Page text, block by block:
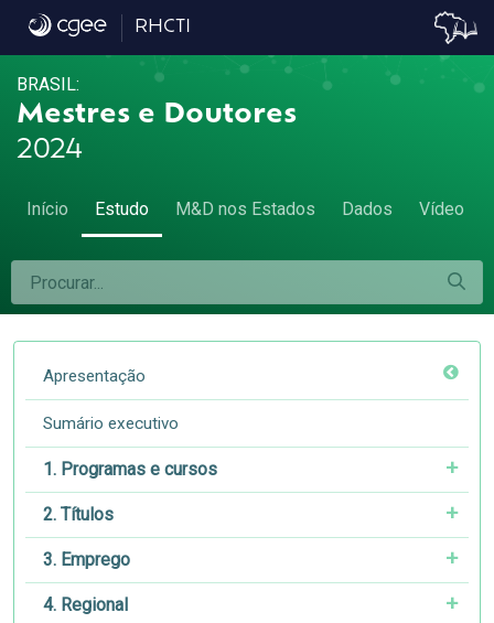
Equipe e contato - Equipe e contato
RHCTI
BRASIL:
Mestres e Doutores
2024
Início Estudo M&D nos Estados Dados Vídeo
Apresentação
Sumário executivo
1. Programas e cursos
2. Títulos
3. Emprego
4. Regional